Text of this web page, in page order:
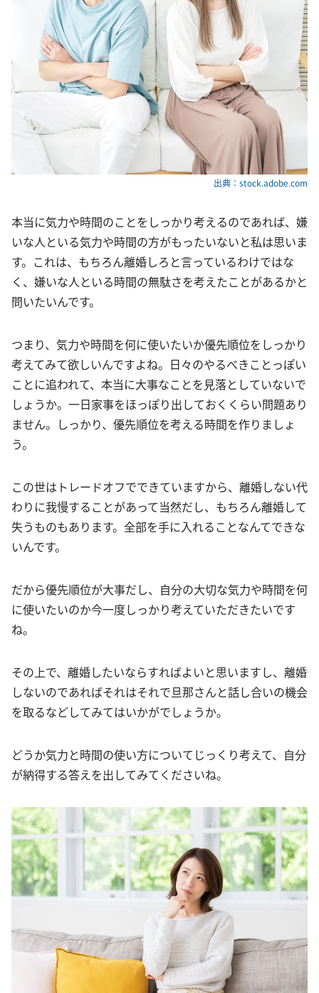
出典：stock.adobe.com
本当に気力や時間のことをしっかり考えるのであれば、嫌
いな人といる気力や時間の方がもったいないと私は思いま
す。これは、もちろん離婚しろと言っているわけではな
く、嫌いな人といる時間の無駄さを考えたことがあるかと
問いたいんです。
つまり、気力や時間を何に使いたいか優先順位をしっかり
考えてみて欲しいんですよね。日々のやるべきことっぽい
ことに追われて、本当に大事なことを見落としていないで
しょうか。一日家事をほっぽり出しておくくらい問題あり
ません。しっかり、優先順位を考える時間を作りましょ
う。
この世はトレードオフでできていますから、離婚しない代
わりに我慢することがあって当然だし、もちろん離婚して
失うものもあります。全部を手に入れることなんてできな
いんです。
だから優先順位が大事だし、自分の大切な気力や時間を何
に使いたいのか今一度しっかり考えていただきたいです
ね。
その上で、離婚したいならすればよいと思いますし、離婚
しないのであればそれはそれで旦那さんと話し合いの機会
を取るなどしてみてはいかがでしょうか。
どうか気力と時間の使い方についてじっくり考えて、自分
が納得する答えを出してみてくださいね。